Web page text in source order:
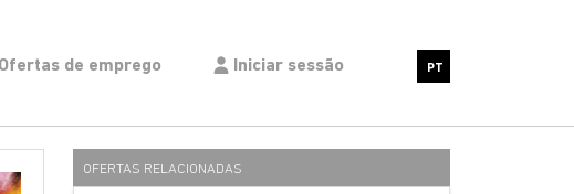
Ofertas de emprego Iniciar sessão PT
OFERTAS RELACIONADAS